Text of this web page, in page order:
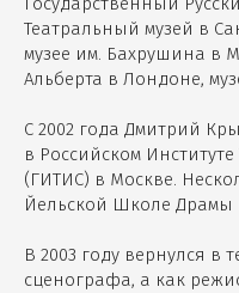
Театральный музей в
музее им. Бахрушина в
Альберта в Лондоне,
С 2002 года Дмитрий
в Российском
(ГИТИС) в Москве.
Йельской Школе
В 2003 году вернулся в
сценографа, а как